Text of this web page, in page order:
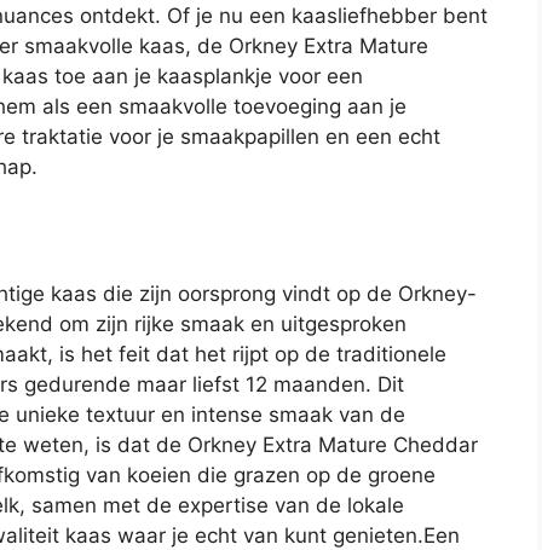
ontdekt. Of je nu een kaasliefhebber bent
smaakvolle kaas, de Orkney Extra Mature
toe aan je kaasplankje voor een
als een smaakvolle toevoeging aan je
traktatie voor je smaakpapillen en een echt
kaas die zijn oorsprong vindt op de Orkney-
om zijn rijke smaak en uitgesproken
is het feit dat het rijpt op de traditionele
gedurende maar liefst 12 maanden. Dit
unieke textuur en intense smaak van de
weten, is dat de Orkney Extra Mature Cheddar
van koeien die grazen op de groene
samen met de expertise van de lokale
kaas waar je echt van kunt genieten.Een